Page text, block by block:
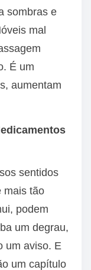
sombras e
mal
É um
aumentam
sentidos
mais tão
podem
um degrau,
um aviso. E
um capítulo